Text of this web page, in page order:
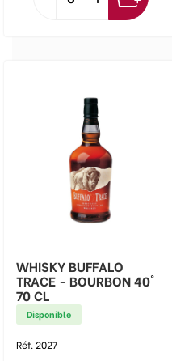
WHISKY BUFFALO
TRACE - BOURBON 40°
70 CL
Disponible
Réf. 2027